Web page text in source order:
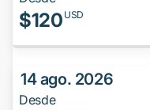
$120 USD
14 ago. 2026
Desde